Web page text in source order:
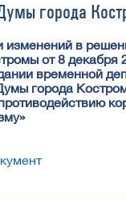
города
изменений в
от 8 декабря
временной
города